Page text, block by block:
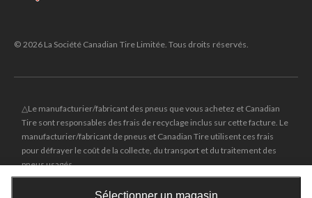
Sélectionner un magasin
© 2026 La Société Canadian Tire Limitée. Tous droits réservés.
△Le manufacturier/fabricant des pneus que vous achetez et Canadian
Tire sont responsables des frais de recyclage inclus sur cette facture. Le
manufacturier/fabricant de pneus et Canadian Tire utilisent ces frais
pour défrayer le coût de la collecte, du transport et du traitement des
pneus usagés.
MD
marques de commerce déposées de la Société Canadian Tire Limitée.